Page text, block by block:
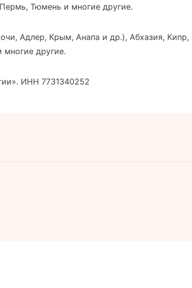
Тюмень и многие другие.
Адлер, Крым, Анапа и др.), Абхазия,
многие другие.
ИНН 7731340252